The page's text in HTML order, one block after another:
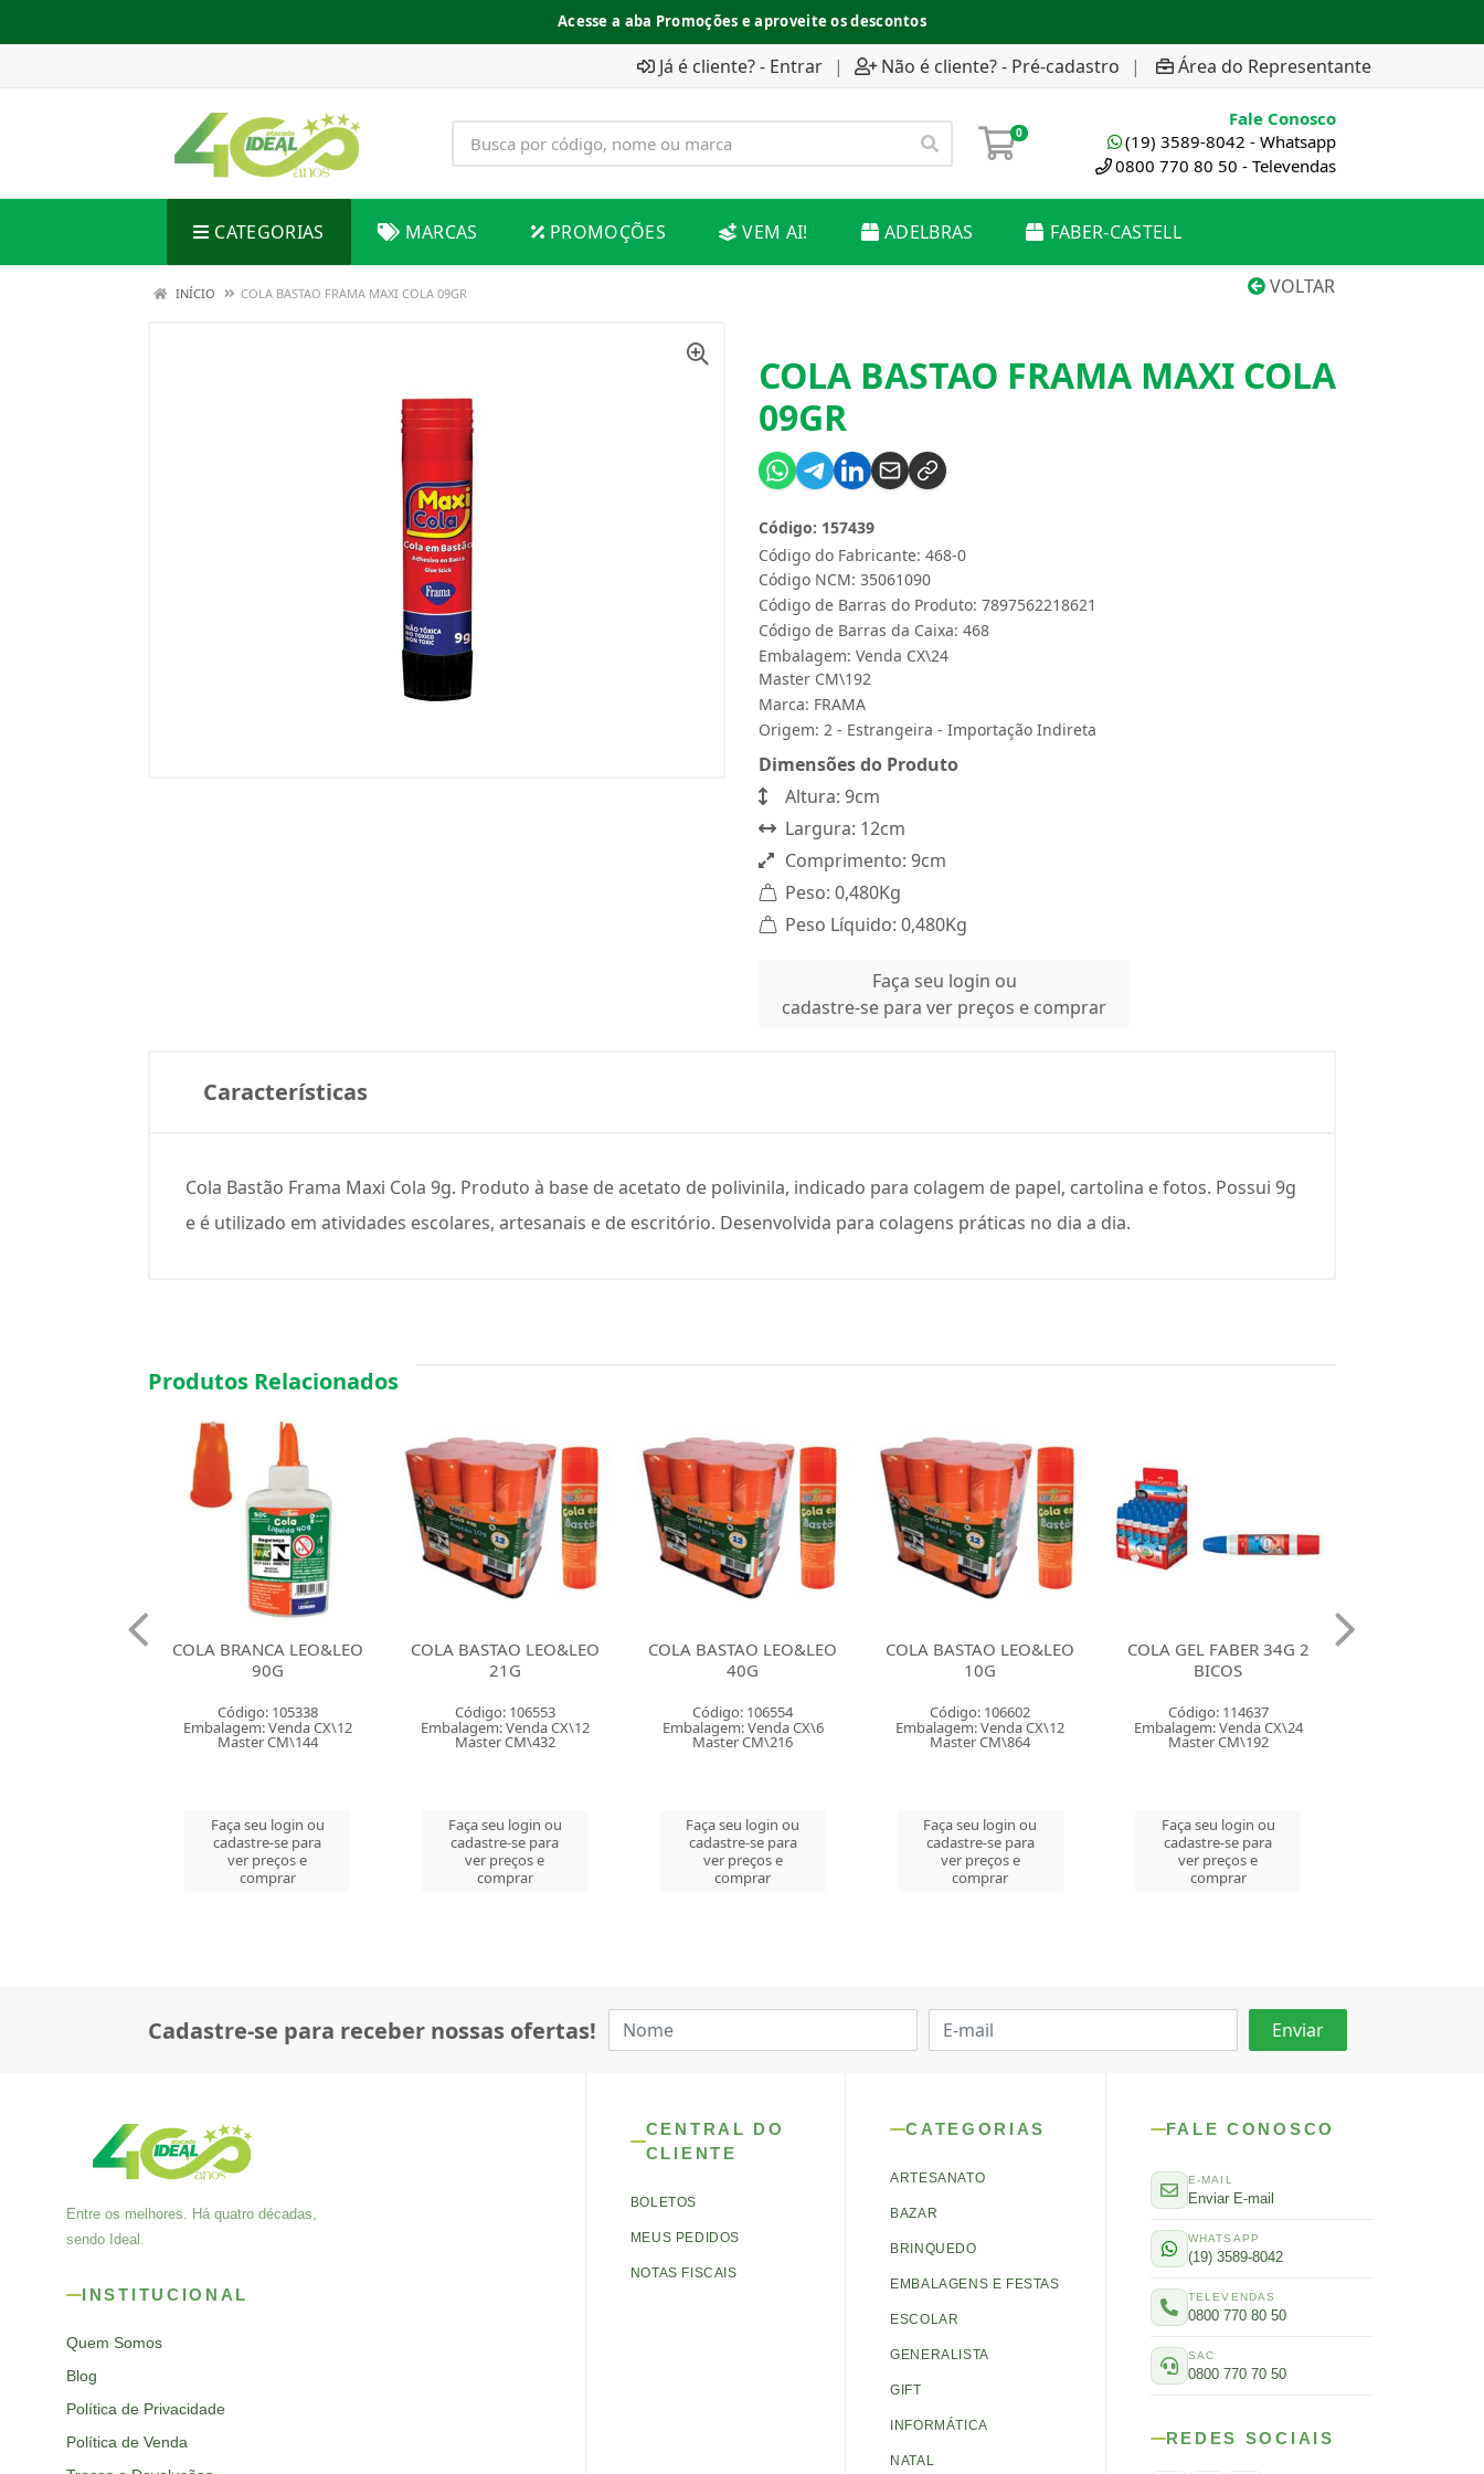
Acesse a aba Promoções e aproveite os descontos
Já é cliente? - Entrar | Não é cliente? - Pré-cadastro | Área do Representante
0
Fale Conosco
(19) 3589-8042 - Whatsapp
0800 770 80 50 - Televendas
CATEGORIAS MARCAS PROMOÇÕES VEM AI! ADELBRAS FABER-CASTELL
VOLTAR
INÍCIO COLA BASTAO FRAMA MAXI COLA 09GR
COLA BASTAO FRAMA MAXI COLA
09GR
Código do Fabricante: 468-0
Código: 157439
Código NCM: 35061090
Código de Barras do Produto: 7897562218621
Código de Barras da Caixa: 468
Embalagem: Venda CX\24
Master CM\192
Marca: FRAMA
Origem: 2 - Estrangeira - Importação Indireta
Dimensões do Produto
Altura: 9cm
Largura: 12cm
Comprimento: 9cm
Peso: 0,480Kg
Peso Líquido: 0,480Kg
Faça seu login ou
cadastre-se para ver preços e comprar
Características
Cola Bastão Frama Maxi Cola 9g. Produto à base de acetato de polivinila, indicado para colagem de papel, cartolina e fotos. Possui 9g
e é utilizado em atividades escolares, artesanais e de escritório. Desenvolvida para colagens práticas no dia a dia.
Produtos Relacionados
COLA BASTAO LEO&LEO
21G
Código: 106553
Embalagem: Venda CX\12
Master CM\432
Faça seu login ou
cadastre-se para
ver preços e
comprar
COLA BASTAO LEO&LEO
40G
Código: 106554
Embalagem: Venda CX\6
Master CM\216
Faça seu login ou
cadastre-se para
ver preços e
comprar
COLA BASTAO LEO&LEO
10G
Código: 106602
Embalagem: Venda CX\12
Master CM\864
Faça seu login ou
cadastre-se para
ver preços e
comprar
COLA GEL FABER 34G 2
BICOS
Código: 114637
Embalagem: Venda CX\24
Master CM\192
Faça seu login ou
cadastre-se para
ver preços e
comprar
COLA BRANCA FRAMA
MAXI COLA 90G
Código: 123264
Embalagem: Venda CX\6
Master CM\144
Faça seu login ou
cadastre-se para
ver preços e
comprar
Cadastre-se para receber nossas ofertas!
Entre os melhores. Há quatro décadas,
sendo Ideal.
INSTITUCIONAL
Quem Somos
Blog
Política de Privacidade
Política de Venda
CENTRAL DO
CLIENTE
BOLETOS
MEUS PEDIDOS
NOTAS FISCAIS
CATEGORIAS
ARTESANATO
BAZAR
BRINQUEDO
EMBALAGENS E FESTAS
ESCOLAR
GENERALISTA
GIFT
INFORMÁTICA
NATAL
FALE CONOSCO
E-MAIL
Enviar E-mail
WHATSAPP
(19) 3589-8042
TELEVENDAS
0800 770 80 50
SAC
0800 770 70 50
REDES SOCIAIS